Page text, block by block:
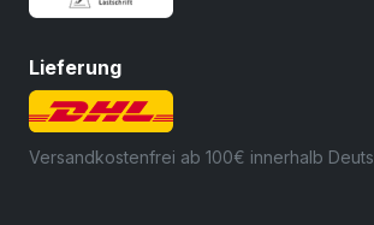
Lieferung
Versandkostenfrei ab 100€ innerhalb